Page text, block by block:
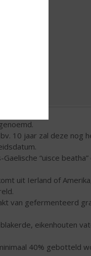
10 jaar zal deze nog
“uisce beatha”
uit Ierland of
van gefermenteerd
eikenhouten
40% gebotteld